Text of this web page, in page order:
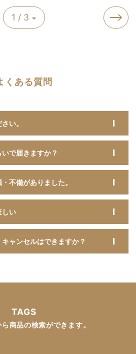
1 / 3
くある質問
い。
で届きますか？
不備がありました。
しい
ャンセルはできますか？
TAGS
商品の検索ができます。